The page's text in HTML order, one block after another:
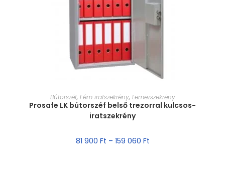
MÉRET VÁLASZTÁSA
Bútorszéf, Fém iratszekrény, Lemezszekrény
Prosafe LK bútorszéf belső trezorral kulcsos-
iratszekrény
81 900 Ft – 159 060 Ft